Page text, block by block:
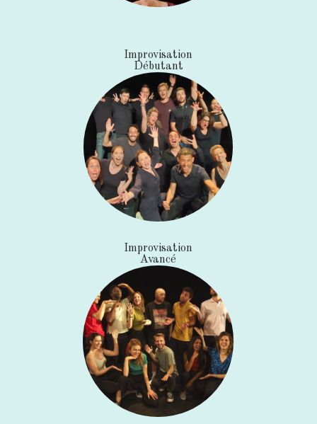
Improvisation
Débutant
Improvisation
Avancé